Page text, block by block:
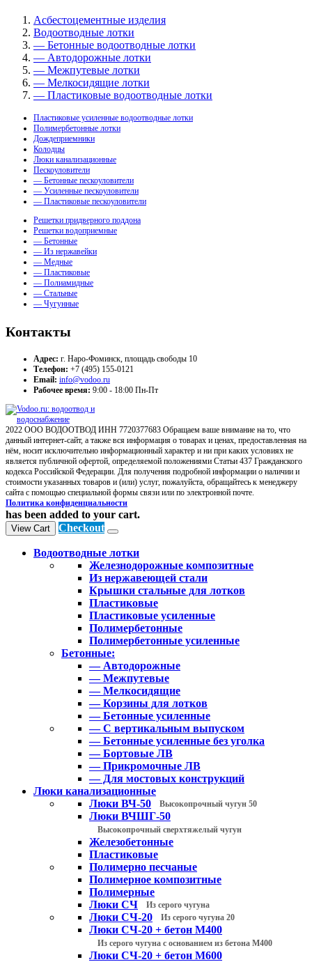
Асбестоцементные изделия
Водоотводные лотки
— Бетонные водоотводные лотки
— Автодорожные лотки
— Межпутевые лотки
— Мелкосидящие лотки
— Пластиковые водоотводные лотки
Пластиковые усиленные водоотводные лотки
Полимербетонные лотки
Дождеприемники
Колодцы
Люки канализационные
Пескоуловители
— Бетонные пескоуловители
— Усиленные пескоуловители
— Пластиковые пескоуловители
Решетки придверного поддона
Решетки водоприемные
— Бетонные
— Из нержавейки
— Медные
— Пластиковые
— Полиамидные
— Стальные
— Чугунные
Контакты
Адрес: г. Наро-Фоминск, площадь свободы 10
Телефон: +7 (495) 155-0121
Email: info@vodoo.ru
Рабочее время: 9:00 - 18:00 Пн-Пт
2022 ООО ВОДООТВОД ИНН 7720377683 Обращаем ваше внимание на то, что
данный интернет-сайт, а также вся информация о товарах и ценах, предоставленная на
нём, носит исключительно информационный характер и ни при каких условиях не
является публичной офертой, определяемой положениями Статьи 437 Гражданского
кодекса Российской Федерации. Для получения подробной информации о наличии и
стоимости указанных товаров и (или) услуг, пожалуйста, обращайтесь к менеджеру
сайта с помощью специальной формы связи или по электронной почте.
Политика конфиденциальности
has been added to your cart.
View Cart Checkout
Водоотводные лотки
Железнодорожные композитные
Из нержавеющей стали
Крышки стальные для лотков
Пластиковые
Пластиковые усиленные
Полимербетонные
Полимербетонные усиленные
Бетонные:
— Автодорожные
— Межпутевые
— Мелкосидящие
— Корзины для лотков
— Бетонные усиленные
— С вертикальным выпуском
— Бетонные усиленные без уголка
— Бортовые ЛВ
— Прикромочные ЛВ
— Для мостовых конструкций
Люки канализационные
Люки ВЧ-50
Высокопрочный чугун 50
Люки ВЧШГ-50
Высокопрочный сверхтяжелый чугун
Железобетонные
Пластиковые
Полимерно песчаные
Полимерное композитные
Полимерные
Люки СЧ
Из серого чугуна
Люки СЧ-20 Из серого чугуна 20
Люки СЧ-20 + бетон М400
Из серого чугуна с основанием из бетона М400
Люки СЧ-20 + бетон М600